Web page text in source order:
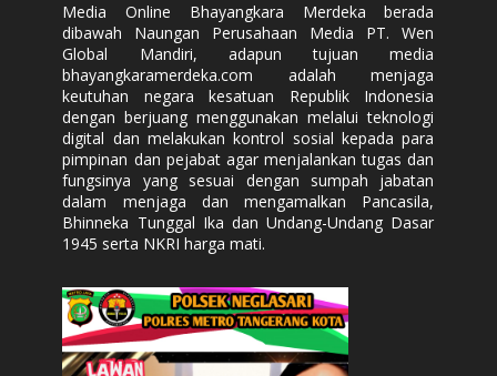
Media Online Bhayangkara Merdeka berada
dibawah Naungan Perusahaan Media PT. Wen
Global Mandiri, adapun tujuan media
bhayangkaramerdeka.com adalah menjaga
keutuhan negara kesatuan Republik Indonesia
dengan berjuang menggunakan melalui teknologi
digital dan melakukan kontrol sosial kepada para
pimpinan dan pejabat agar menjalankan tugas dan
fungsinya yang sesuai dengan sumpah jabatan
dalam menjaga dan mengamalkan Pancasila,
Bhinneka Tunggal Ika dan Undang-Undang Dasar
1945 serta NKRI harga mati.